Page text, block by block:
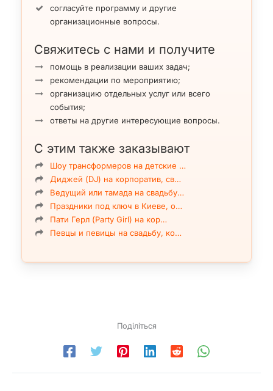
согласуйте программу и другие
организационные вопросы.
Свяжитесь с нами и получите
помощь в реализации ваших задач;
рекомендации по мероприятию;
организацию отдельных услуг или всего
события;
ответы на другие интересующие вопросы.
С этим также заказывают
Шоу трансформеров на детские …
Диджей (DJ) на корпоратив, св…
Ведущий или тамада на свадьбу…
Праздники под ключ в Киеве, о…
Пати Герл (Party Girl) на кор…
Певцы и певицы на свадьбу, ко…
Поділіться